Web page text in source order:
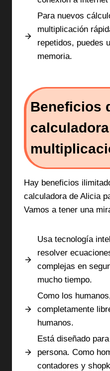
Para nuevos
multiplicación
repetidos, puedes
memoria.
Beneficios
Hay beneficios
calculadora de Alicia
Vamos a tener una
Usa tecnología
resolver
complejas en
mucho tiempo.
Como los
completamente
humanos.
Está diseñado
persona. Como
contadores y